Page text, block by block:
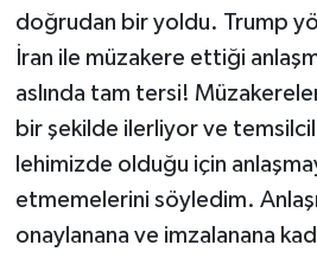
doğrudan bir yoldu. Trump
İran ile müzakere ettiği
aslında tam tersi!
bir şekilde ilerliyor ve
lehimizde olduğu için
etmemelerini söyledim.
onaylanana ve imzalanana